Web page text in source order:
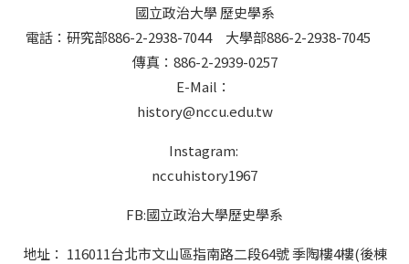
校園四處可見人潮洶湧的景象。以總圖書館為例，每天上
午八點開門，但是早在七點半，館外已有成群學生聚集；
等到八點多，館內已座無虛席。學生桌上通常放著書或期
刊，不是安靜閱讀，就是認真作筆記。這樣的盛況天天上
演，令人驚嘆！反觀政大的圖書館，大概只有期中與期末
考試期間，才會見到K書的人潮吧？ 筆者有一次到南大總
忙坐在影印機旁的小圓凳上，最後才發現，原來這個館中
僅剩的座位，乃影印專員所屬！筆者轉念想把書外借，拿
還不准外借，外文資料庫也不齊全，師資又多為該校畢業
路資訊受到政府的制度性監控，這樣的環境要如何掌握全
國立政治大學 歷史學系
電話：研究部886-2-2938-7044 大學部886-2-2938-7045
傳真：886-2-2939-0257
E-Mail：
history@nccu.edu.tw
Instagram:
nccuhistory1967
FB:國立政治大學歷史學系
地址： 116011台北市文山區指南路二段64號 季陶樓4樓(後棟